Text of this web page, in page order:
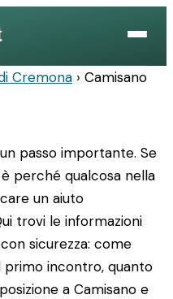
Cremona › Camisano
passo importante. Se
perché qualcosa nella
un aiuto
trovi le informazioni
sicurezza: come
incontro, quanto
a Camisano e